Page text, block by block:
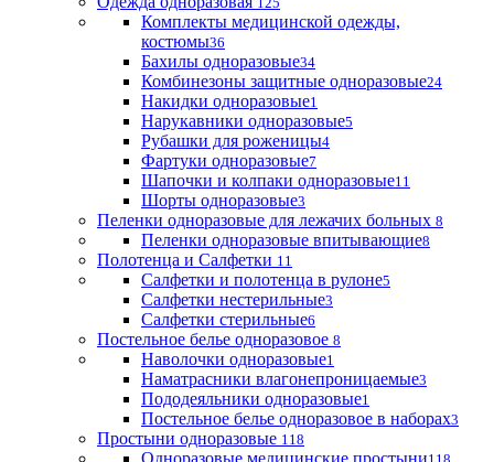
Комплекты медицинской одежды,
костюмы36
Бахилы одноразовые34
Комбинезоны защитные одноразовые24
Накидки одноразовые1
Нарукавники одноразовые5
Рубашки для роженицы4
Фартуки одноразовые7
Шапочки и колпаки одноразовые11
Шорты одноразовые3
Пеленки одноразовые для лежачих больных 8
Пеленки одноразовые впитывающие8
Полотенца и Салфетки 11
Салфетки и полотенца в рулоне5
Салфетки нестерильные3
Салфетки стерильные6
Постельное белье одноразовое 8
Наволочки одноразовые1
Наматрасники влагонепроницаемые3
Пододеяльники одноразовые1
Постельное белье одноразовое в наборах3
Простыни одноразовые 118
Одноразовые медицинские простыни